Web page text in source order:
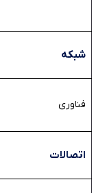
شبکه
فناوری
اتصالات